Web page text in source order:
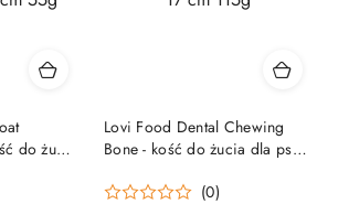
do żucia
Lovi Food Dental Chewing
Bone - kość do żucia dla psa,
(0)